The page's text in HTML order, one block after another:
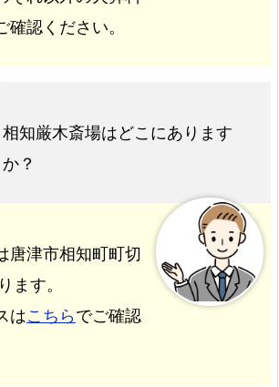
確認ください。
相知厳木斎場はどこにあります
か？
唐津市相知町町切
ます。
はこちらでご確認